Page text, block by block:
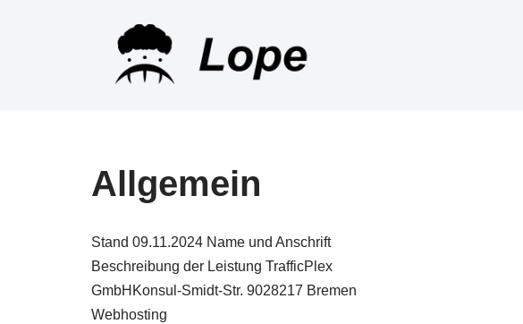
Allgemein
Stand 09.11.2024 Name und Anschrift
Beschreibung der Leistung TrafficPlex
GmbHKonsul-Smidt-Str. 9028217 Bremen
Webhosting